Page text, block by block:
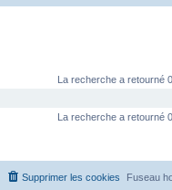
La recherche a retourné
La recherche a retourné
Fuseau
Supprimer les cookies